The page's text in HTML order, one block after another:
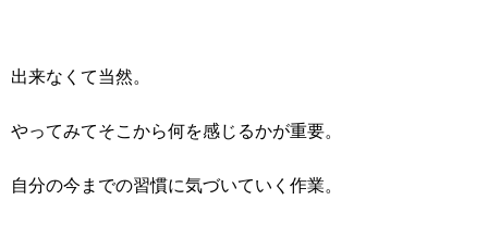
出来なくて当然。
やってみてそこから何を感じるかが重要。
自分の今までの習慣に気づいていく作業。